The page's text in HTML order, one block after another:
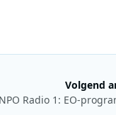
Volgend